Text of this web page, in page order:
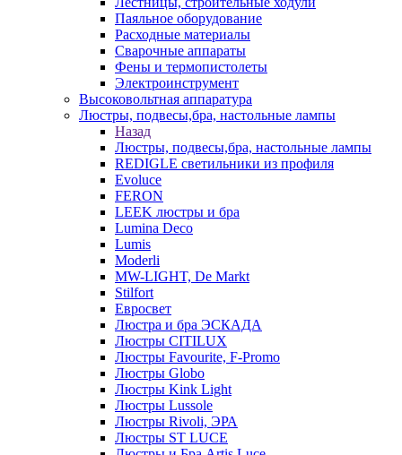
Паяльное оборудование
Расходные материалы
Сварочные аппараты
Фены и термопистолеты
Электроинструмент
Высоковольтная аппаратура
Люстры, подвесы,бра, настольные лампы
Назад
Люстры, подвесы,бра, настольные лампы
REDIGLE светильники из профиля
Evoluce
FERON
LEEK люстры и бра
Lumina Deco
Lumis
Moderli
MW-LIGHT, De Markt
Stilfort
Евросвет
Люстра и бра ЭСКАДА
Люстры CITILUX
Люстры Favourite, F-Promo
Люстры Globo
Люстры Kink Light
Люстры Lussole
Люстры Rivoli, ЭРА
Люстры ST LUCE